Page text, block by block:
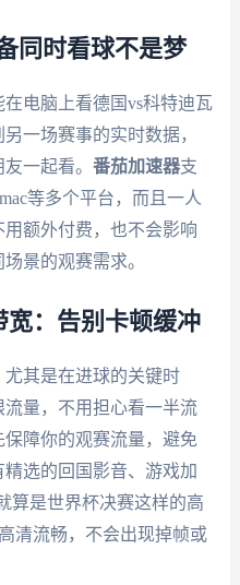
同时看球不是梦
电脑上看德国vs科特迪瓦
一场赛事的实时数据，
一起看。 番茄加速器支
等多个平台，而且一人
额外付费，也不会影响
景的观赛需求。
：告别卡顿缓冲
其是在进球的关键时
量，不用担心看一半流
障你的观赛流量，避免
选的回国影音、游戏加
是世界杯决赛这样的高
清流畅，不会出现掉帧或